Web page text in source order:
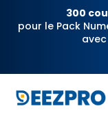
300
pour le Pack
avec
content